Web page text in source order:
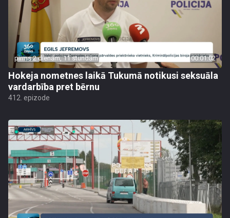
pirms 2 dienām, 11 stundām 00:01:02
Hokeja nometnes laikā Tukumā notikusi seksuāla
vardarbība pret bērnu
412. epizode